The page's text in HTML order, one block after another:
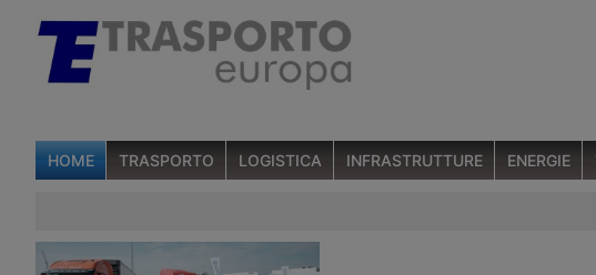
HOME TRASPORTO LOGISTICA INFRASTRUTTURE ENERGIE